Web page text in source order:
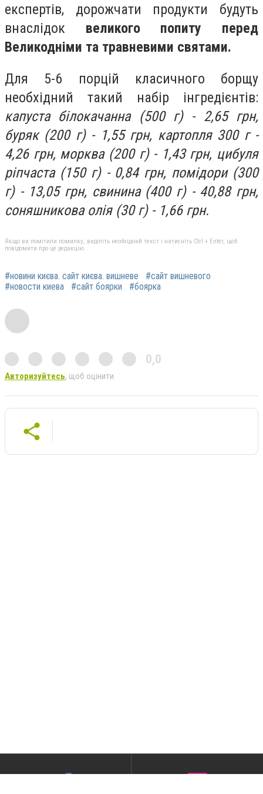
експертів, дорожчати продукти будуть
внаслідок великого попиту перед
Великодніми та травневими святами.
Для 5-6 порцій класичного борщу
необхідний такий набір інгредієнтів:
капуста білокачанна (500 г) - 2,65 грн,
буряк (200 г) - 1,55 грн, картопля 300 г -
4,26 грн, морква (200 г) - 1,43 грн, цибуля
ріпчаста (150 г) - 0,84 грн, помідори (300
г) - 13,05 грн, свинина (400 г) - 40,88 грн,
соняшникова олія (30 г) - 1,66 грн.
Якщо ви помітили помилку, виділіть необхідний текст і натисніть Ctrl + Enter, щоб
повідомити про це редакцію
#новини києва. сайт києва. вишневе
#сайт вишневого
#новости киева
#сайт боярки #боярка
0,0
Авторизуйтесь, щоб оцінити